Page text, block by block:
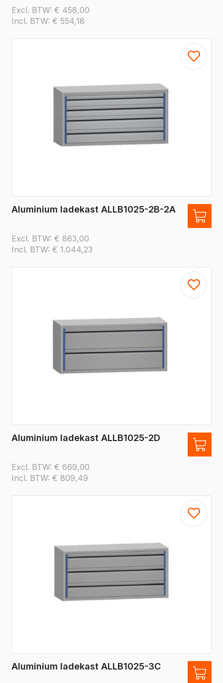
Excl. BTW: € 458,00
Incl. BTW: € 554,18
Aluminium ladekast ALLB1025-2B-2A
Excl. BTW: € 863,00
Incl. BTW: € 1.044,23
Aluminium ladekast ALLB1025-2D
Excl. BTW: € 669,00
Incl. BTW: € 809,49
Aluminium ladekast ALLB1025-3C